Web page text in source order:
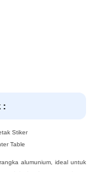
:
Stiker
Table
alumunium, ideal untuk